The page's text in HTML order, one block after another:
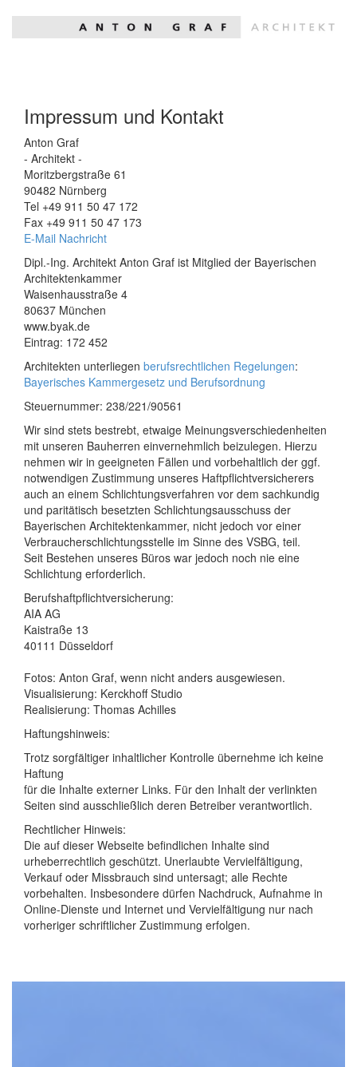
Impressum und Kontakt
Anton Graf
- Architekt -
Moritzbergstraße 61
90482 Nürnberg
Tel +49 911 50 47 172
Fax +49 911 50 47 173
E-Mail Nachricht
Dipl.-Ing. Architekt Anton Graf ist Mitglied der Bayerischen
Architektenkammer
Waisenhausstraße 4
80637 München
www.byak.de
Eintrag: 172 452
Architekten unterliegen berufsrechtlichen Regelungen:
Bayerisches Kammergesetz und Berufsordnung
Steuernummer: 238/221/90561
Wir sind stets bestrebt, etwaige Meinungsverschiedenheiten
mit unseren Bauherren einvernehmlich beizulegen. Hierzu
nehmen wir in geeigneten Fällen und vorbehaltlich der ggf.
notwendigen Zustimmung unseres Haftpflichtversicherers
auch an einem Schlichtungsverfahren vor dem sachkundig
und paritätisch besetzten Schlichtungsausschuss der
Bayerischen Architektenkammer, nicht jedoch vor einer
Verbraucherschlichtungsstelle im Sinne des VSBG, teil.
Seit Bestehen unseres Büros war jedoch noch nie eine
Schlichtung erforderlich.
Berufshaftpflichtversicherung:
AIA AG
Kaistraße 13
40111 Düsseldorf
Fotos: Anton Graf, wenn nicht anders ausgewiesen.
Visualisierung: Kerckhoff Studio
Realisierung: Thomas Achilles
Haftungshinweis:
Trotz sorgfältiger inhaltlicher Kontrolle übernehme ich keine
Haftung
für die Inhalte externer Links. Für den Inhalt der verlinkten
Seiten sind ausschließlich deren Betreiber verantwortlich.
Rechtlicher Hinweis:
Die auf dieser Webseite befindlichen Inhalte sind
urheberrechtlich geschützt. Unerlaubte Vervielfältigung,
Verkauf oder Missbrauch sind untersagt; alle Rechte
vorbehalten. Insbesondere dürfen Nachdruck, Aufnahme in
Online-Dienste und Internet und Vervielfältigung nur nach
vorheriger schriftlicher Zustimmung erfolgen.